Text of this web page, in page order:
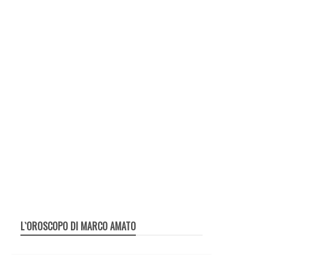
L`OROSCOPO DI MARCO AMATO